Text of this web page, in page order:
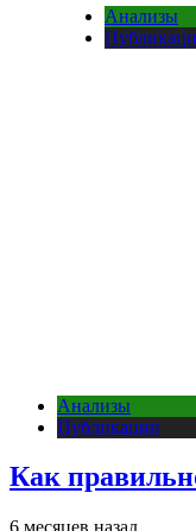
Анализы
Анализы
Публикации
Как